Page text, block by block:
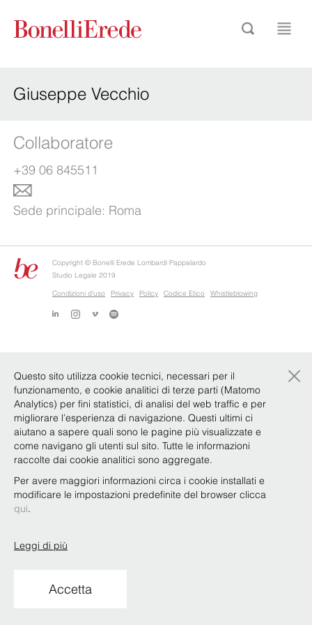
Giuseppe Vecchio
Collaboratore
+39 06 845511
Sede principale: Roma
Copyright © Bonelli Erede Lombardi Pappalardo
Studio Legale 2019
Condizioni d'uso
Privacy Policy Codice Etico Whistleblowing
Questo sito utilizza cookie tecnici, necessari per il
funzionamento, e cookie analitici di terze parti (Matomo
Analytics) per fini statistici, di analisi del web traffic e per
migliorare l’esperienza di navigazione. Questi ultimi ci
aiutano a sapere quali sono le pagine più visualizzate e
come navigano gli utenti sul sito. Tutte le informazioni
raccolte dai cookie analitici sono aggregate.
Per avere maggiori informazioni circa i cookie installati e
modificare le impostazioni predefinite del browser clicca
qui.
Leggi di più
Accetta
×